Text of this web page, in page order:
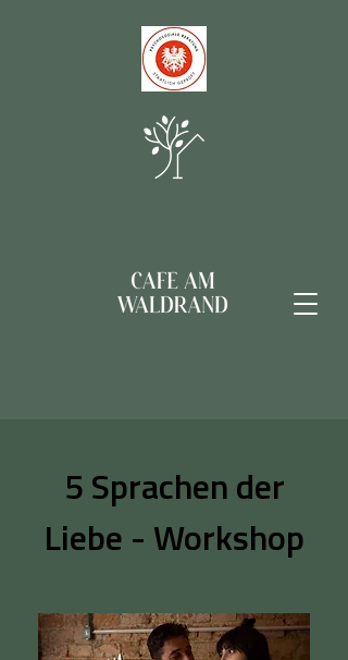
5 Sprachen der
Liebe - Workshop